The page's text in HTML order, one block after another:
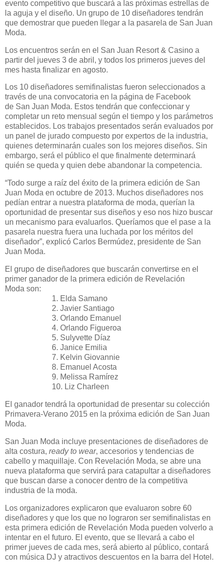
evento competitivo que buscará a las próximas estrellas de
la aguja y el diseño. Un grupo de 10 diseñadores tendrán
que demostrar que pueden llegar a la pasarela de San Juan
Moda.
Los encuentros serán en el San Juan Resort & Casino a
partir del jueves 3 de abril, y todos los primeros jueves del
mes hasta finalizar en agosto.
Los 10 diseñadores semifinalistas fueron seleccionados a
través de una convocatoria en la página de Facebook
de San Juan Moda. Estos tendrán que confeccionar y
completar un reto mensual según el tiempo y los parámetros
establecidos. Los trabajos presentados serán evaluados por
un panel de jurado compuesto por expertos de la industria,
quienes determinarán cuales son los mejores diseños. Sin
embargo, será el público el que finalmente determinará
quién se queda y quien debe abandonar la competencia.
“Todo surge a raíz del éxito de la primera edición de San
Juan Moda en octubre de 2013. Muchos diseñadores nos
pedían entrar a nuestra plataforma de moda, querían la
oportunidad de presentar sus diseños y eso nos hizo buscar
un mecanismo para evaluarlos. Queríamos que el pase a la
pasarela nuestra fuera una luchada por los méritos del
diseñador”, explicó Carlos Bermúdez, presidente de San
Juan Moda.
El grupo de diseñadores que buscarán convertirse en el
primer ganador de la primera edición de Revelación
Moda son:
1. Elda Samano
2. Javier Santiago
3. Orlando Emanuel
4. Orlando Figueroa
5. Sulyvette Díaz
6. Janice Emilia
7. Kelvin Giovannie
8. Emanuel Acosta
9. Melissa Ramírez
10. Liz Charleen
El ganador tendrá la oportunidad de presentar su colección
Primavera-Verano 2015 en la próxima edición de San Juan
Moda.
San Juan Moda incluye presentaciones de diseñadores de
alta costura, ready to wear, accesorios y tendencias de
cabello y maquillaje. Con Revelación Moda, se abre una
nueva plataforma que servirá para catapultar a diseñadores
que buscan darse a conocer dentro de la competitiva
industria de la moda.
Los organizadores explicaron que evaluaron sobre 60
diseñadores y que los que no lograron ser semifinalistas en
esta primera edición de Revelación Moda pueden volverlo a
intentar en el futuro. El evento, que se llevará a cabo el
primer jueves de cada mes, será abierto al público, contará
con música DJ y atractivos descuentos en la barra del Hotel.